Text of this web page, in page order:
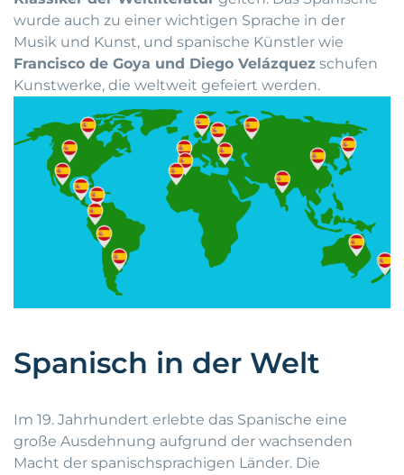
wurde auch zu einer wichtigen Sprache in der
Musik und Kunst, und spanische Künstler wie
Francisco de Goya und Diego Velázquez schufen
Kunstwerke, die weltweit gefeiert werden.
Spanisch in der Welt
Im 19. Jahrhundert erlebte das Spanische eine
große Ausdehnung aufgrund der wachsenden
Macht der spanischsprachigen Länder. Die